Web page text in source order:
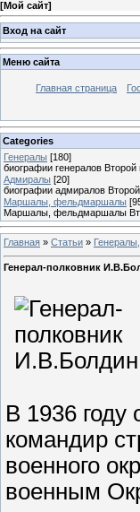
[Мой сайт]
Вход на сайт
Меню сайта
Главная страница
Categories
Генералы [180]
биографии генералов
Адмиралы [20]
биографии адмиралов
Маршалы, фельдмаршалы
Маршалы, фельдмаршалы
Главная » Статьи »
Генерал-полковник
В 1936
командир
военного
военным